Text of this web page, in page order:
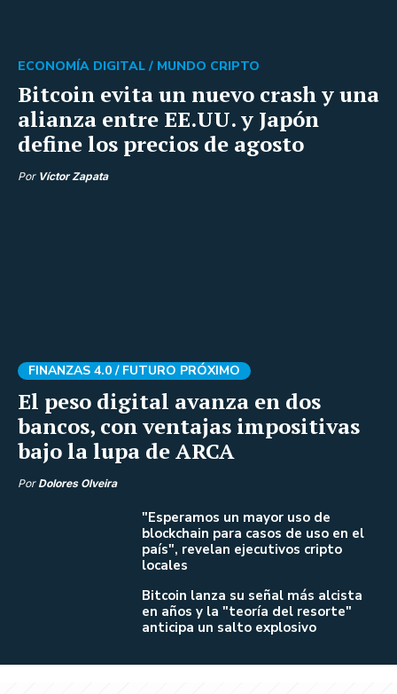
Bitcoin evita un nuevo crash y una
alianza entre EE.UU. y Japón
define los precios de agosto
ECONOMÍA DIGITAL / MUNDO CRIPTO
Por Víctor Zapata
El peso digital avanza en dos
bancos, con ventajas impositivas
bajo la lupa de ARCA
FINANZAS 4.0 / FUTURO PRÓXIMO
Por Dolores Olveira
"Esperamos un mayor uso de
blockchain para casos de uso en el
país", revelan ejecutivos cripto
locales
Bitcoin lanza su señal más alcista
en años y la "teoría del resorte"
anticipa un salto explosivo